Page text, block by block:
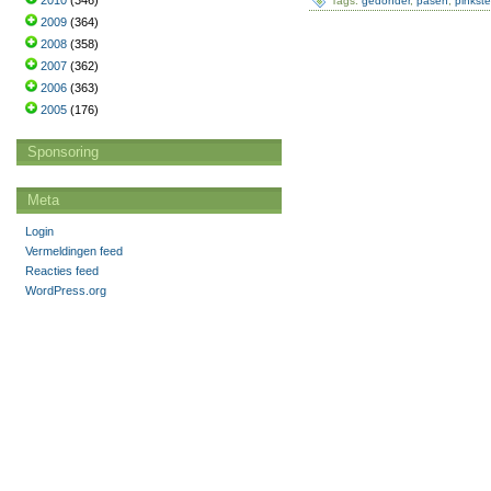
2009 (364)
2008 (358)
2007 (362)
2006 (363)
2005 (176)
Sponsoring
Meta
Login
Vermeldingen feed
Reacties feed
WordPress.org